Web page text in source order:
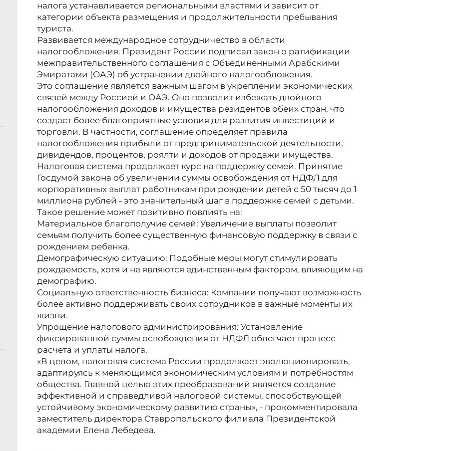
налога устанавливается региональными властями и зависит от
категории объекта размещения и продолжительности пребывания
туриста.
Развивается международное сотрудничество в области
налогообложения. Президент России подписал закон о ратификации
межправительственного соглашения с Объединенными Арабскими
Эмиратами (ОАЭ) об устранении двойного налогообложения.
Это соглашение является важным шагом в укреплении экономических
связей между Россией и ОАЭ. Оно позволит избежать двойного
налогообложения доходов и имущества резидентов обеих стран, что
создаст более благоприятные условия для развития инвестиций и
торговли. В частности, соглашение определяет правила
налогообложения прибыли от предпринимательской деятельности,
дивидендов, процентов, роялти и доходов от продажи имущества.
Налоговая система продолжает курс на поддержку семей. Принятие
Госдумой закона об увеличении суммы освобождения от НДФЛ для
корпоративных выплат работникам при рождении детей с 50 тысяч до 1
миллиона рублей - это значительный шаг в поддержке семей с детьми.
Такое решение может позитивно повлиять на:
Материальное благополучие семей: Увеличение выплаты позволит
семьям получить более существенную финансовую поддержку в связи с
рождением ребенка.
Демографическую ситуацию: Подобные меры могут стимулировать
рождаемость, хотя и не являются единственным фактором, влияющим на
демографию.
Социальную ответственность бизнеса: Компании получают возможность
более активно поддерживать своих сотрудников в важные моменты их
жизни.
Упрощение налогового администрирования: Установление
фиксированной суммы освобождения от НДФЛ облегчает процесс
расчета и уплаты налога.
«В целом, налоговая система России продолжает эволюционировать,
адаптируясь к меняющимся экономическим условиям и потребностям
общества. Главной целью этих преобразований является создание
эффективной и справедливой налоговой системы, способствующей
устойчивому экономическому развитию страны», - прокомментировала
заместитель директора Ставропольского филиала Президентской
академии Елена Лебедева.